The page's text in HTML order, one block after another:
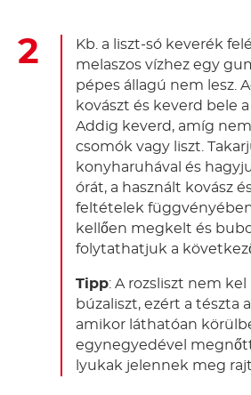
Kb. a liszt-só keverék
melaszos vízhez egy
pépes állagú nem lesz.
kovászt és keverd bele
Addig keverd, amíg
csomók vagy liszt.
konyharuhával és
órát, a használt kovász
feltételek
kellően megkelt és
folytathatjuk a következő
Tipp: A rozsliszt nem
búzaliszt, ezért a tészta
amikor láthatóan
egynegyedével
lyukak jelennek meg